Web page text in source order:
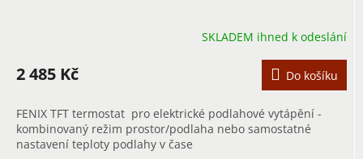
SKLADEM ihned k odeslání
2 485 Kč Do košíku
FENIX TFT termostat pro elektrické podlahové vytápění -
kombinovaný režim prostor/podlaha nebo samostatné
nastavení teploty podlahy v čase